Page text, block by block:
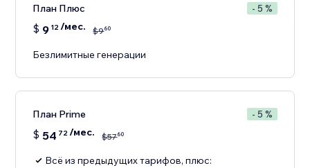
План Плюс - 5 %
$ 9 12/мес. $960
Безлимитные генерации
План Prime - 5 %
$ 54 72/мес. $5760
Всё из предыдущих тарифов, плюс: